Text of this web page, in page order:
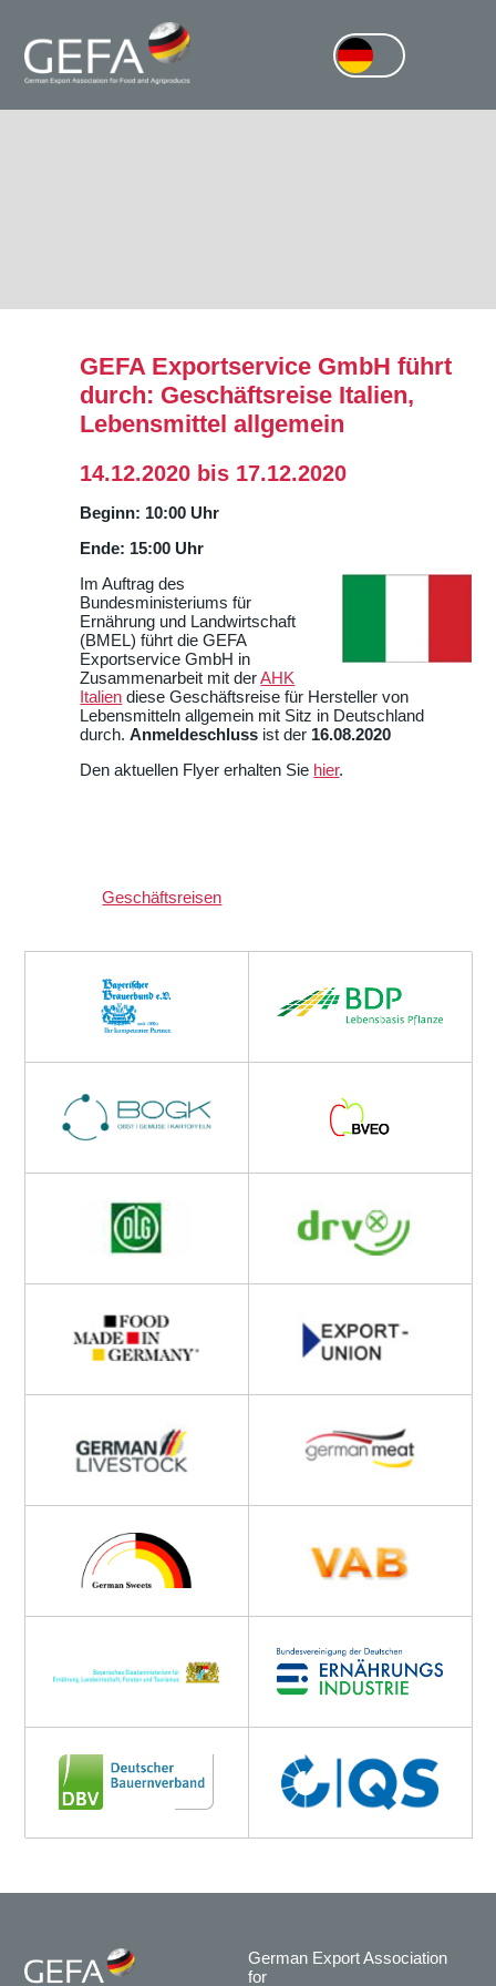
GEFA Exportservice GmbH führt
durch: Geschäftsreise Italien,
Lebensmittel allgemein
14.12.2020 bis 17.12.2020
Beginn: 10:00 Uhr
Ende: 15:00 Uhr
Im Auftrag des
Bundesministeriums für
Ernährung und Landwirtschaft
(BMEL) führt die GEFA
Exportservice GmbH in
Zusammenarbeit mit derAHK
Italien diese Geschäftsreise für Hersteller von
Lebensmitteln allgemein mit Sitz in Deutschland
durch.Anmeldeschluss ist der 16.08.2020
Den aktuellen Flyer erhalten Sie hier.
Geschäftsreisen
German Export Association
for